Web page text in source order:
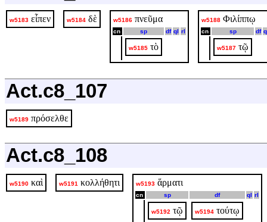
w5183 εἶπεν w5184 δὲ w5186 πνεῦμα
cn sp df ql rl
w5185 τὸ
w5188 Φιλίππῳ
cn sp df
w5187 τῷ
Act.c8_107
w5189 πρόσελθε
Act.c8_108
w5190 καὶ w5191 κολλήθητι w5193 ἅρματι
cn sp df ql rl
w5192 τῷ w5194 τούτῳ